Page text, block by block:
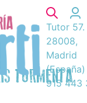
Tutor 57.
28008,
Madrid
(España)
915 443
TORMENTA